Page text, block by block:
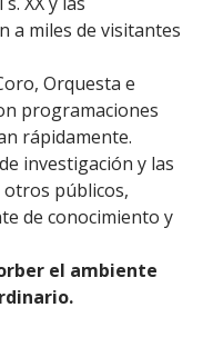
a miles de visitantes
Orquesta e
programaciones
rápidamente.
investigación y las
otros públicos,
de conocimiento y
el ambiente